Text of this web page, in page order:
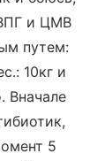
и ЦМВ
путем:
10кг и
Вначале
5